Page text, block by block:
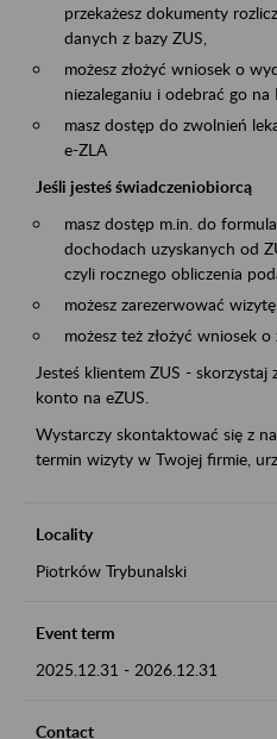
przekażesz dokumenty
danych z bazy ZUS,
możesz złożyć wniosek o
niezaleganiu i odebrać go na
masz dostęp do zwolnień
e-ZLA
Jeśli jesteś świadczeniobiorcą
masz dostęp m.in. do
dochodach uzyskanych od
czyli rocznego obliczenia
możesz zarezerwować wizytę,
możesz też złożyć wniosek
Jesteś klientem ZUS - skorzystaj
konto na eZUS.
Wystarczy skontaktować się z
termin wizyty w Twojej firmie,
Locality
Piotrków Trybunalski
Event term
2025.12.31 - 2026.12.31
Contact